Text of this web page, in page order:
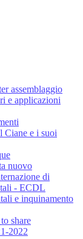
assemblaggio
e applicazioni
Ciane e i suoi
nuovo
di
- ECDL
e inquinamento
share
2022